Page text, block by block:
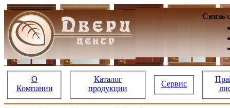
Связь
О
Компании
Каталог
продукции
Сервис